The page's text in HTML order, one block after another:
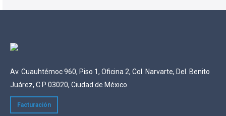
Av. Cuauhtémoc 960, Piso 1, Oficina 2, Col. Narvarte, Del. Benito
Juárez, C.P 03020, Ciudad de México.
Facturación